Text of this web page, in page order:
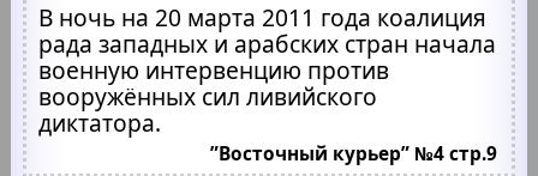
В ночь на 20 марта 2011 года коалиция
рада западных и арабских стран начала
военную интервенцию против
вооружённых сил ливийского
диктатора.
”Восточный курьер” №4 стр.9